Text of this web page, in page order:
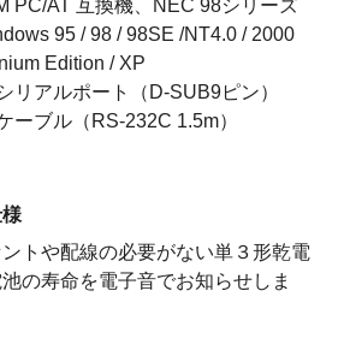
PC/AT 互換機、NEC 98シリーズ
95 / 98 / 98SE /NT4.0 / 2000
Edition / XP
リアルポート（D-SUB9ピン）
ーブル（RS-232C 1.5m）
トや配線の必要がない単３形乾電
の寿命を電子音でお知らせしま